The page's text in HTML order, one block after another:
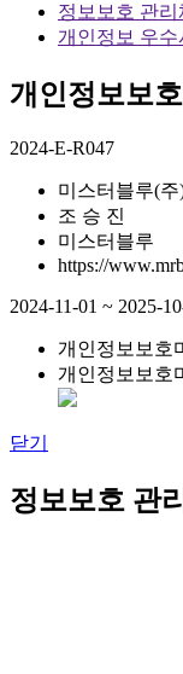
정보보호 관
개인정보 우수
개인정보보
2024-E-R047
미스터블루(주
조 승 진
미스터블루
https://
2024-11-01 ~ 2025-
개인정보보호
개인정보보호
닫기
정보보호 관